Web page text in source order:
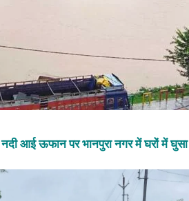
नदी आई ऊफान पर भानपुरा नगर में घरों में घुसा